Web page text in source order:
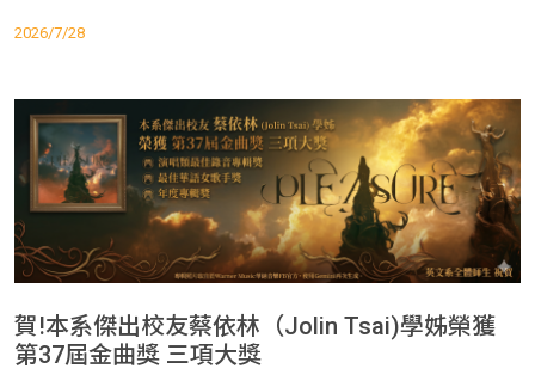
2026/7/28
賀!本系傑出校友蔡依林（Jolin Tsai)學姊榮獲
第37屆金曲獎 三項大獎